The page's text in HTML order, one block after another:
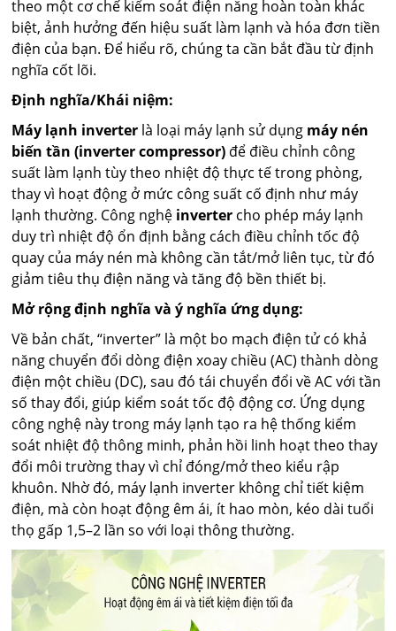
theo một cơ chế kiểm soát điện năng hoàn toàn khác
biệt, ảnh hưởng đến hiệu suất làm lạnh và hóa đơn tiền
điện của bạn. Để hiểu rõ, chúng ta cần bắt đầu từ định
nghĩa cốt lõi.
Định nghĩa/Khái niệm:
Máy lạnh inverter là loại máy lạnh sử dụng máy nén
biến tần (inverter compressor) để điều chỉnh công
suất làm lạnh tùy theo nhiệt độ thực tế trong phòng,
thay vì hoạt động ở mức công suất cố định như máy
lạnh thường. Công nghệ inverter cho phép máy lạnh
duy trì nhiệt độ ổn định bằng cách điều chỉnh tốc độ
quay của máy nén mà không cần tắt/mở liên tục, từ đó
giảm tiêu thụ điện năng và tăng độ bền thiết bị.
Mở rộng định nghĩa và ý nghĩa ứng dụng:
Về bản chất, “inverter” là một bo mạch điện tử có khả
năng chuyển đổi dòng điện xoay chiều (AC) thành dòng
điện một chiều (DC), sau đó tái chuyển đổi về AC với tần
số thay đổi, giúp kiểm soát tốc độ động cơ. Ứng dụng
công nghệ này trong máy lạnh tạo ra hệ thống kiểm
soát nhiệt độ thông minh, phản hồi linh hoạt theo thay
đổi môi trường thay vì chỉ đóng/mở theo kiểu rập
khuôn. Nhờ đó, máy lạnh inverter không chỉ tiết kiệm
điện, mà còn hoạt động êm ái, ít hao mòn, kéo dài tuổi
thọ gấp 1,5–2 lần so với loại thông thường.